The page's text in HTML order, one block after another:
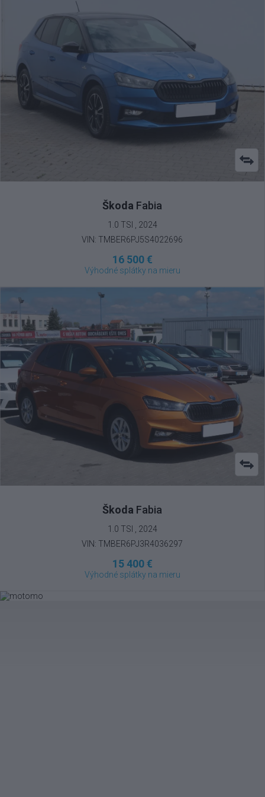
Škoda Fabia
1.0 TSI , 2024
VIN: TMBER6PJ5S4022696
16 500 €
Výhodné splátky na mieru
Škoda Fabia
1.0 TSI , 2024
VIN: TMBER6PJ3R4036297
15 400 €
Výhodné splátky na mieru